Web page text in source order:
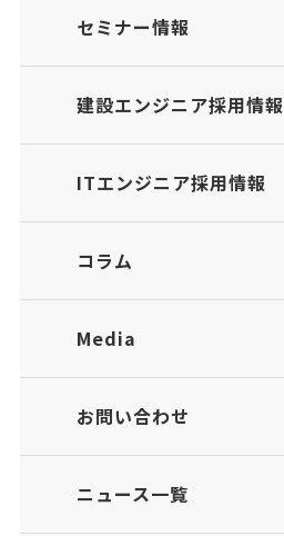
セミナー情報
建設エンジニア採用情報
ITエンジニア採用情報
コラム
Media
お問い合わせ
ニュース一覧